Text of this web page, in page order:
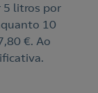
5 litros por
10
€. Ao